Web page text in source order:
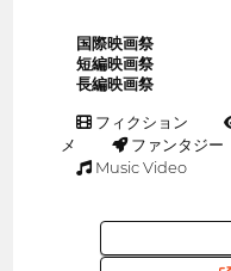
国際映画祭
短編映画祭
長編映画祭
フィクション
メ
ファンタジー
Music Video